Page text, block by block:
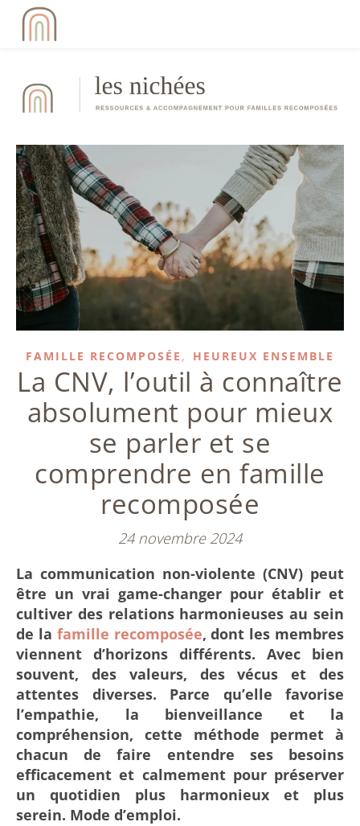
FAMILLE RECOMPOSÉE , HEUREUX ENSEMBLE
La CNV, l’outil à connaître
absolument pour mieux
se parler et se
comprendre en famille
recomposée
24 novembre 2024
La communication non-violente (CNV) peut
être un vrai game-changer pour établir et
cultiver des relations harmonieuses au sein
de la famille recomposée, dont les membres
viennent d’horizons différents. Avec bien
souvent, des valeurs, des vécus et des
attentes diverses. Parce qu’elle favorise
l’empathie, la bienveillance et la
compréhension, cette méthode permet à
chacun de faire entendre ses besoins
efficacement et calmement pour préserver
un quotidien plus harmonieux et plus
serein. Mode d’emploi.